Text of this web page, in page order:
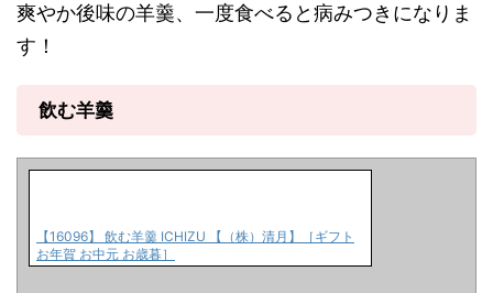
爽やか後味の羊羹、一度食べると病みつきになりま
す！
飲む羊羹
【16096】 飲む羊羹 ICHIZU 【（株）清月】［ギフト
お年賀 お中元 お歳暮］